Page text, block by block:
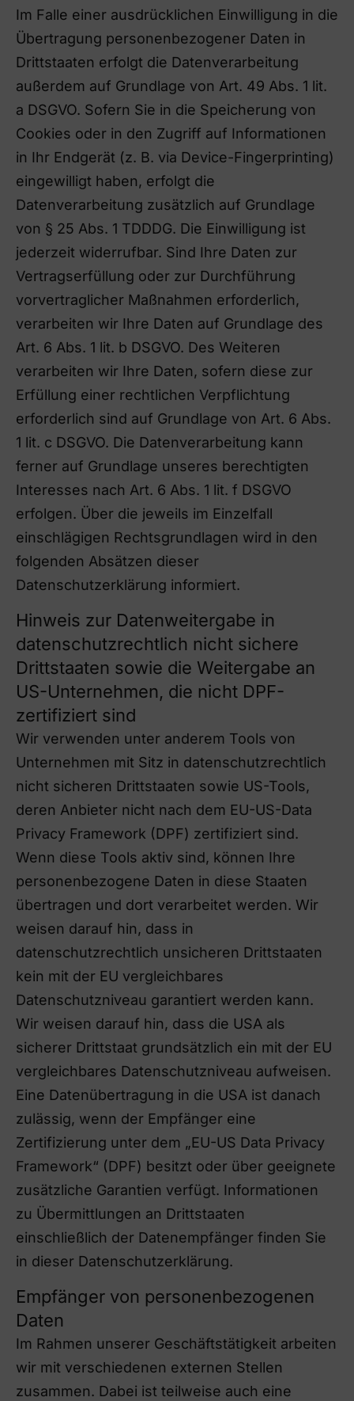
Im Falle einer ausdrücklichen Einwilligung in die
Übertragung personenbezogener Daten in
Drittstaaten erfolgt die Datenverarbeitung
außerdem auf Grundlage von Art. 49 Abs. 1 lit.
a DSGVO. Sofern Sie in die Speicherung von
Cookies oder in den Zugriff auf Informationen
in Ihr Endgerät (z. B. via Device-Fingerprinting)
eingewilligt haben, erfolgt die
Datenverarbeitung zusätzlich auf Grundlage
von § 25 Abs. 1 TDDDG. Die Einwilligung ist
jederzeit widerrufbar. Sind Ihre Daten zur
Vertragserfüllung oder zur Durchführung
vorvertraglicher Maßnahmen erforderlich,
verarbeiten wir Ihre Daten auf Grundlage des
Art. 6 Abs. 1 lit. b DSGVO. Des Weiteren
verarbeiten wir Ihre Daten, sofern diese zur
Erfüllung einer rechtlichen Verpflichtung
erforderlich sind auf Grundlage von Art. 6 Abs.
1 lit. c DSGVO. Die Datenverarbeitung kann
ferner auf Grundlage unseres berechtigten
Interesses nach Art. 6 Abs. 1 lit. f DSGVO
erfolgen. Über die jeweils im Einzelfall
einschlägigen Rechtsgrundlagen wird in den
folgenden Absätzen dieser
Datenschutzerklärung informiert.
Hinweis zur Datenweitergabe in
datenschutzrechtlich nicht sichere
Drittstaaten sowie die Weitergabe an
US-Unternehmen, die nicht DPF-
zertifiziert sind
Wir verwenden unter anderem Tools von
Unternehmen mit Sitz in datenschutzrechtlich
nicht sicheren Drittstaaten sowie US-Tools,
deren Anbieter nicht nach dem EU-US-Data
Privacy Framework (DPF) zertifiziert sind.
Wenn diese Tools aktiv sind, können Ihre
personenbezogene Daten in diese Staaten
übertragen und dort verarbeitet werden. Wir
weisen darauf hin, dass in
datenschutzrechtlich unsicheren Drittstaaten
kein mit der EU vergleichbares
Datenschutzniveau garantiert werden kann.
Wir weisen darauf hin, dass die USA als
sicherer Drittstaat grundsätzlich ein mit der EU
vergleichbares Datenschutzniveau aufweisen.
Eine Datenübertragung in die USA ist danach
zulässig, wenn der Empfänger eine
Zertifizierung unter dem „EU-US Data Privacy
Framework“ (DPF) besitzt oder über geeignete
zusätzliche Garantien verfügt. Informationen
zu Übermittlungen an Drittstaaten
einschließlich der Datenempfänger finden Sie
in dieser Datenschutzerklärung.
Empfänger von personenbezogenen
Daten
Im Rahmen unserer Geschäftstätigkeit arbeiten
wir mit verschiedenen externen Stellen
zusammen. Dabei ist teilweise auch eine